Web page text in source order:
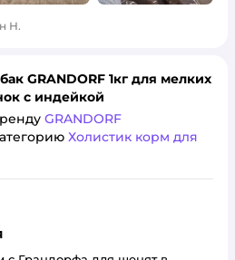
Н.
GRANDORF 1кг для мелких
с индейкой
GRANDORF
Холистик корм для